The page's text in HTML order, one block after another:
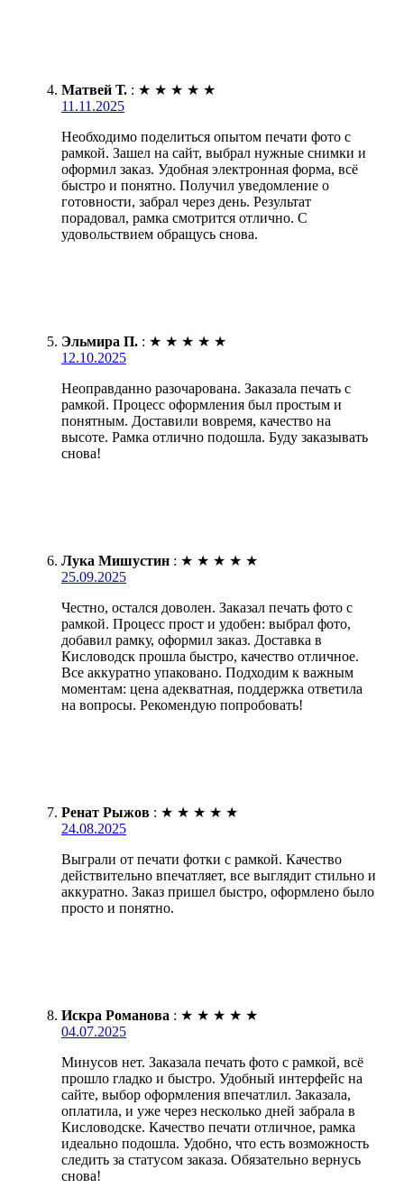
Матвей Т. : ★ ★ ★ ★ ★
11.11.2025
Необходимо поделиться опытом печати фото с
рамкой. Зашел на сайт, выбрал нужные снимки и
оформил заказ. Удобная электронная форма, всё
быстро и понятно. Получил уведомление о
готовности, забрал через день. Результат
порадовал, рамка смотрится отлично. С
удовольствием обращусь снова.
Эльмира П. : ★ ★ ★ ★ ★
12.10.2025
Неоправданно разочарована. Заказала печать с
рамкой. Процесс оформления был простым и
понятным. Доставили вовремя, качество на
высоте. Рамка отлично подошла. Буду заказывать
снова!
Лука Мишустин : ★ ★ ★ ★ ★
25.09.2025
Честно, остался доволен. Заказал печать фото с
рамкой. Процесс прост и удобен: выбрал фото,
добавил рамку, оформил заказ. Доставка в
Кисловодск прошла быстро, качество отличное.
Все аккуратно упаковано. Подходим к важным
моментам: цена адекватная, поддержка ответила
на вопросы. Рекомендую попробовать!
Ренат Рыжов : ★ ★ ★ ★ ★
24.08.2025
Выграли от печати фотки с рамкой. Качество
действительно впечатляет, все выглядит стильно и
аккуратно. Заказ пришел быстро, оформлено было
просто и понятно.
Искра Романова : ★ ★ ★ ★ ★
04.07.2025
Минусов нет. Заказала печать фото с рамкой, всё
прошло гладко и быстро. Удобный интерфейс на
сайте, выбор оформления впечатлил. Заказала,
оплатила, и уже через несколько дней забрала в
Кисловодске. Качество печати отличное, рамка
идеально подошла. Удобно, что есть возможность
следить за статусом заказа. Обязательно вернусь
снова!